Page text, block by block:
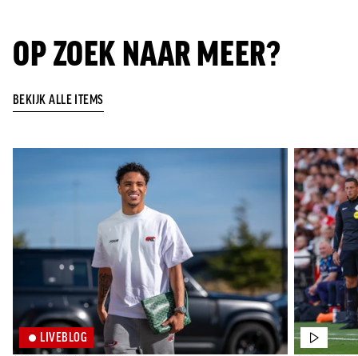
OP ZOEK NAAR MEER?
BEKIJK ALLE ITEMS
LIVEBLOG